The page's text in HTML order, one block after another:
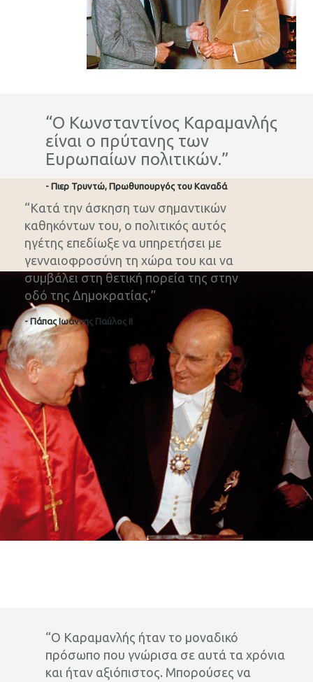
“Ο Κωνσταντίνος Καραμανλής
είναι ο πρύτανης των
Ευρωπαίων πολιτικών.”
- Πιερ Τρυντώ, Πρωθυπουργός του Καναδά
“Κατά την άσκηση των σημαντικών
καθηκόντων του, ο πολιτικός αυτός
ηγέτης επεδίωξε να υπηρετήσει με
γενναιοφροσύνη τη χώρα του και να
συμβάλει στη θετική πορεία της στην
οδό της Δημοκρατίας.”
- Πάπας Ιωάννης Παύλος ΙΙ
“Ο Καραμανλής ήταν το μοναδικό
πρόσωπο που γνώρισα σε αυτά τα χρόνια
και ήταν αξιόπιστος. Μπορούσες να